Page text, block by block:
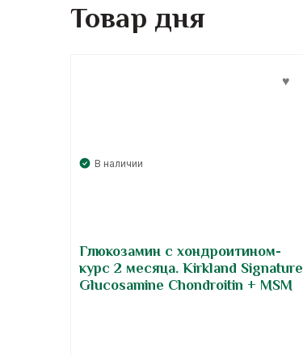
Товар дня
В наличии
Глюкозамин с хондроитином-
курс 2 месяца. Kirkland Signature
Glucosamine Chondroitin + MSM